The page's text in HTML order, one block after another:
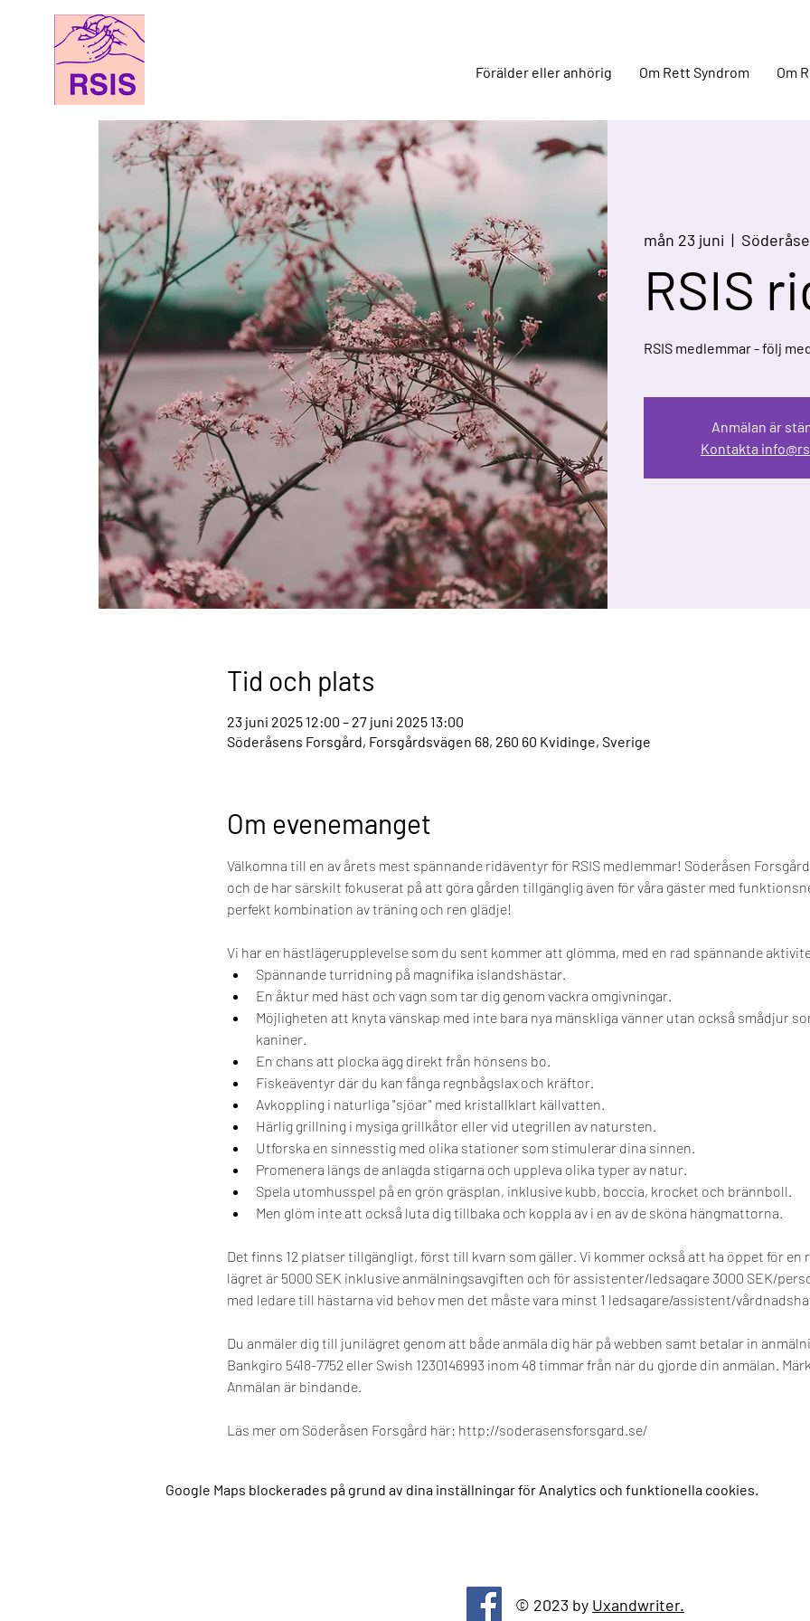
Förälder eller anhörig Om Rett Syndrom Om
mån 23 juni
  |
RSIS
RSIS medlemmar - följ
Anmälan är
Kontakta
Tid och plats
23 juni 2025 12:00 – 27 juni 2025 13:00
Söderåsens Forsgård, Forsgårdsvägen 68, 260 60 Kvidinge, Sverige
Om evenemanget
Välkomna till en av årets mest spännande ridäventyr för RSIS medlemmar! Söderåsen
och de har särskilt fokuserat på att göra gården tillgänglig även för våra gäster med
perfekt kombination av träning och ren glädje!
Vi har en hästlägerupplevelse som du sent kommer att glömma, med en rad spännande
Spännande turridning på magnifika islandshästar.
En åktur med häst och vagn som tar dig genom vackra omgivningar.
Möjligheten att knyta vänskap med inte bara nya mänskliga vänner utan också smådjur
kaniner.
En chans att plocka ägg direkt från hönsens bo.
Fiskeäventyr där du kan fånga regnbågslax och kräftor.
Avkoppling i naturliga "sjöar" med kristallklart källvatten.
Härlig grillning i mysiga grillkåtor eller vid utegrillen av natursten.
Utforska en sinnesstig med olika stationer som stimulerar dina sinnen.
Promenera längs de anlagda stigarna och uppleva olika typer av natur.
Spela utomhusspel på en grön gräsplan, inklusive kubb, boccia, krocket och brännboll.
Men glöm inte att också luta dig tillbaka och koppla av i en av de sköna hängmattorna.
Det finns 12 platser tillgängligt, först till kvarn som gäller. Vi kommer också att ha öppet för
lägret är 5000 SEK inklusive anmälningsavgiften och för assistenter/ledsagare 3000 SEK/
med ledare till hästarna vid behov men det måste vara minst 1 ledsagare/assistent/
Du anmäler dig till junilägret genom att både anmäla dig här på webben samt betalar in
Bankgiro 5418-7752 eller Swish 1230146993 inom 48 timmar från när du gjorde din anmälan.
Anmälan är bindande.
Läs mer om Söderåsen Forsgård här: http://soderasensforsgard.se/
Google Maps blockerades på grund av dina inställningar för Analytics och funktionella cookies.
© 2023 by Uxandwriter.